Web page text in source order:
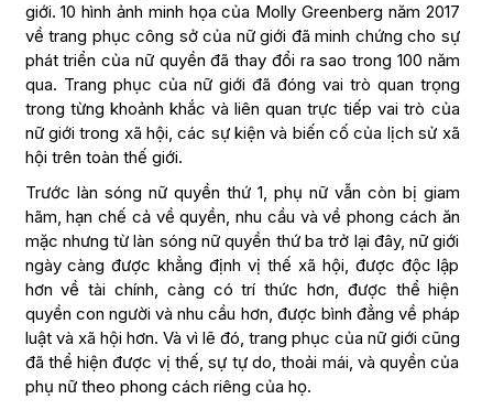
giới. 10 hình ảnh minh họa của Molly Greenberg năm 2017
về trang phục công sở của nữ giới đã minh chứng cho sự
phát triển của nữ quyền đã thay đổi ra sao trong 100 năm
qua. Trang phục của nữ giới đã đóng vai trò quan trọng
trong từng khoảnh khắc và liên quan trực tiếp vai trò của
nữ giới trong xã hội, các sự kiện và biến cố của lịch sử xã
hội trên toàn thế giới.
Trước làn sóng nữ quyền thứ 1, phụ nữ vẫn còn bị giam
hãm, hạn chế cả về quyền, nhu cầu và về phong cách ăn
mặc nhưng từ làn sóng nữ quyền thứ ba trở lại đây, nữ giới
ngày càng được khẳng định vị thế xã hội, được độc lập
hơn về tài chính, càng có trí thức hơn, được thể hiện
quyền con người và nhu cầu hơn, được bình đẳng về pháp
luật và xã hội hơn. Và vì lẽ đó, trang phục của nữ giới cũng
đã thể hiện được vị thế, sự tự do, thoải mái, và quyền của
phụ nữ theo phong cách riêng của họ.